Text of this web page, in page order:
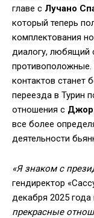
главе с Лучано
который теперь
комплектования
диалогу, любящий
противоположные.
контактов станет
переезда в Турин
отношения с
все более
деятельности
«Я знаком с
гендиректор
декабря 2025
прекрасные